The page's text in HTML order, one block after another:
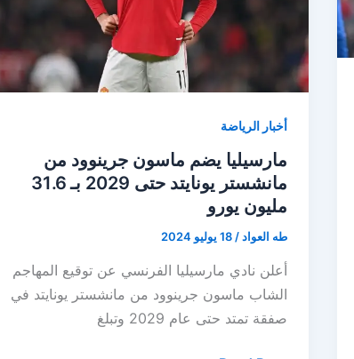
أخبار الرياضة
مارسيليا يضم ماسون جرينوود من
مانشستر يونايتد حتى 2029 بـ 31.6
مليون يورو
طه العواد/18 يوليو 2024
أعلن نادي مارسيليا الفرنسي عن توقيع المهاجم
الشاب ماسون جرينوود من مانشستر يونايتد في
صفقة تمتد حتى عام 2029 وتبلغ